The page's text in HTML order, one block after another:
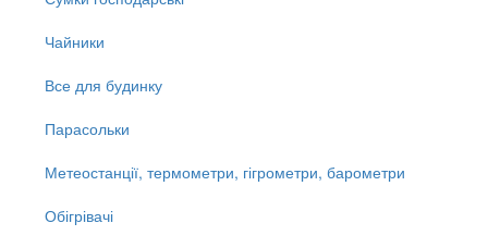
Чайники
Все для будинку
Парасольки
Метеостанції, термометри, гігрометри, барометри
Обігрівачі